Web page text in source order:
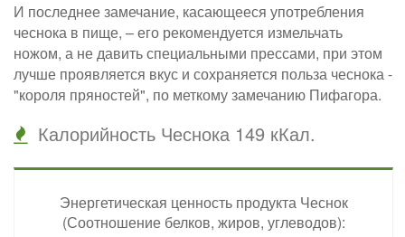
И последнее замечание, касающееся употребления
чеснока в пище, – его рекомендуется измельчать
ножом, а не давить специальными прессами, при этом
лучше проявляется вкус и сохраняется польза чеснока -
"короля пряностей", по меткому замечанию Пифагора.
Калорийность Чеснока 149 кКал.
Энергетическая ценность продукта Чеснок
(Соотношение белков, жиров, углеводов):